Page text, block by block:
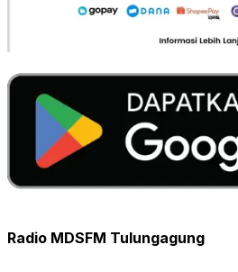
Radio MDSFM Tulungagung